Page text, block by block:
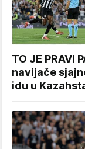
TO JE PRAVI
navijače
idu u